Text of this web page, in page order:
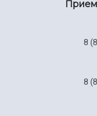
Официальные
8
8